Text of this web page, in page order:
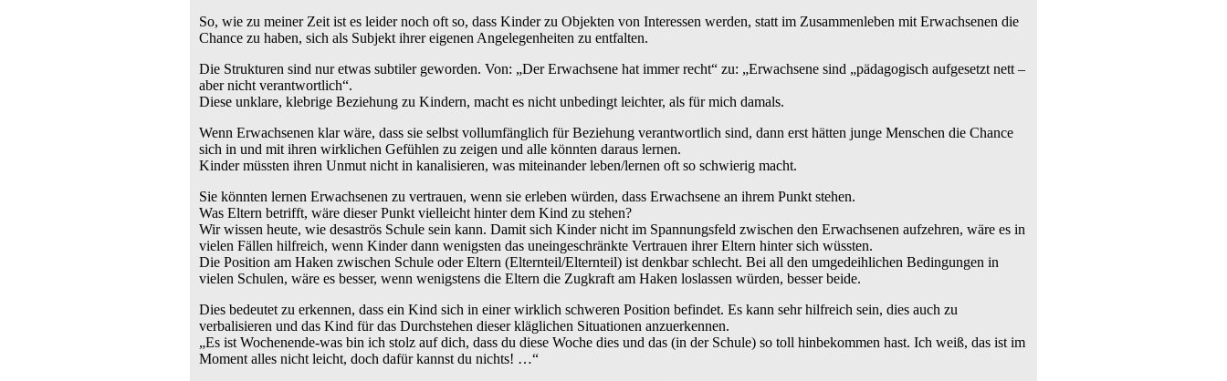
So, wie zu meiner Zeit ist es leider noch oft so, dass Kinder zu Objekten von Interessen werden, statt im Zusammenleben mit Erwachsenen die
Chance zu haben, sich als Subjekt ihrer eigenen Angelegenheiten zu entfalten.
Die Strukturen sind nur etwas subtiler geworden. Von: „Der Erwachsene hat immer recht“ zu: „Erwachsene sind „pädagogisch aufgesetzt nett –
aber nicht verantwortlich“.
Diese unklare, klebrige Beziehung zu Kindern, macht es nicht unbedingt leichter, als für mich damals.
Wenn Erwachsenen klar wäre, dass sie selbst vollumfänglich für Beziehung verantwortlich sind, dann erst hätten junge Menschen die Chance
sich in und mit ihren wirklichen Gefühlen zu zeigen und alle könnten daraus lernen.
Kinder müssten ihren Unmut nicht in kanalisieren, was miteinander leben/lernen oft so schwierig macht.
Sie könnten lernen Erwachsenen zu vertrauen, wenn sie erleben würden, dass Erwachsene an ihrem Punkt stehen.
Was Eltern betrifft, wäre dieser Punkt vielleicht hinter dem Kind zu stehen?
Wir wissen heute, wie desaströs Schule sein kann. Damit sich Kinder nicht im Spannungsfeld zwischen den Erwachsenen aufzehren, wäre es in
vielen Fällen hilfreich, wenn Kinder dann wenigsten das uneingeschränkte Vertrauen ihrer Eltern hinter sich wüssten.
Die Position am Haken zwischen Schule oder Eltern (Elternteil/Elternteil) ist denkbar schlecht. Bei all den umgedeihlichen Bedingungen in
vielen Schulen, wäre es besser, wenn wenigstens die Eltern die Zugkraft am Haken loslassen würden, besser beide.
Dies bedeutet zu erkennen, dass ein Kind sich in einer wirklich schweren Position befindet. Es kann sehr hilfreich sein, dies auch zu
verbalisieren und das Kind für das Durchstehen dieser kläglichen Situationen anzuerkennen.
„Es ist Wochenende-was bin ich stolz auf dich, dass du diese Woche dies und das (in der Schule) so toll hinbekommen hast. Ich weiß, das ist im
Moment alles nicht leicht, doch dafür kannst du nichts! …“